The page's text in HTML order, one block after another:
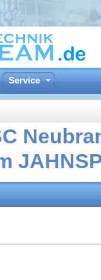
Service